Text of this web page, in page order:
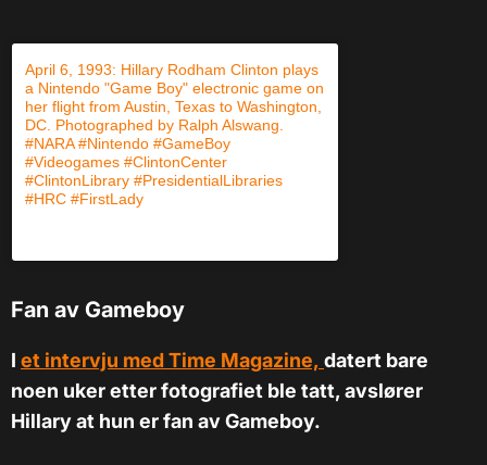
April 6, 1993: Hillary Rodham Clinton plays
a Nintendo "Game Boy" electronic game on
her flight from Austin, Texas to Washington,
DC. Photographed by Ralph Alswang.
#NARA #Nintendo #GameBoy
#Videogames #ClintonCenter
#ClintonLibrary #PresidentialLibraries
#HRC #FirstLady
Fan av Gameboy
I et intervju med Time Magazine, datert bare
noen uker etter fotografiet ble tatt, avslører
Hillary at hun er fan av Gameboy.